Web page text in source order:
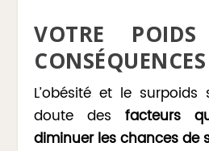
VOTRE
L’obésité et le
doute des facteurs
diminuer les chances de